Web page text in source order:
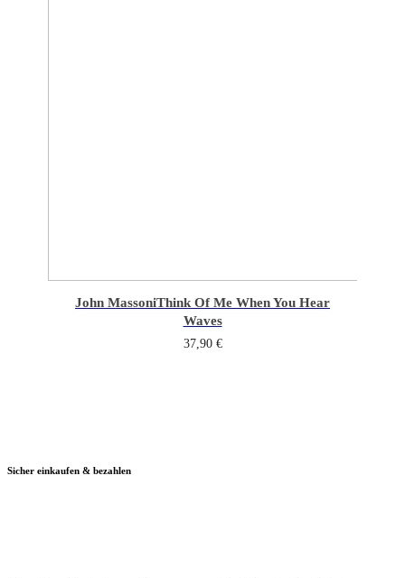
John MassoniThink Of Me When You Hear
Waves
37,90 €
Sicher einkaufen & bezahlen